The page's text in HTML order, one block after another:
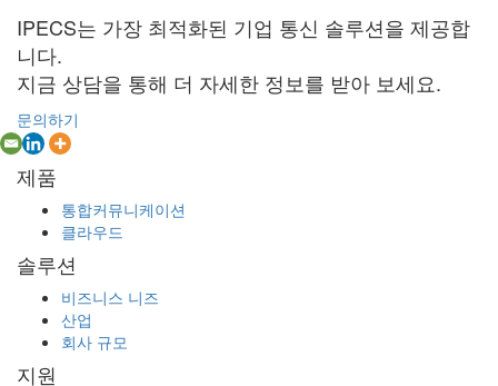
IPECS는 가장 최적화된 기업 통신 솔루션을 제공합
니다.
지금 상담을 통해 더 자세한 정보를 받아 보세요.
문의하기
제품
통합커뮤니케이션
클라우드
솔루션
비즈니스 니즈
산업
회사 규모
지원